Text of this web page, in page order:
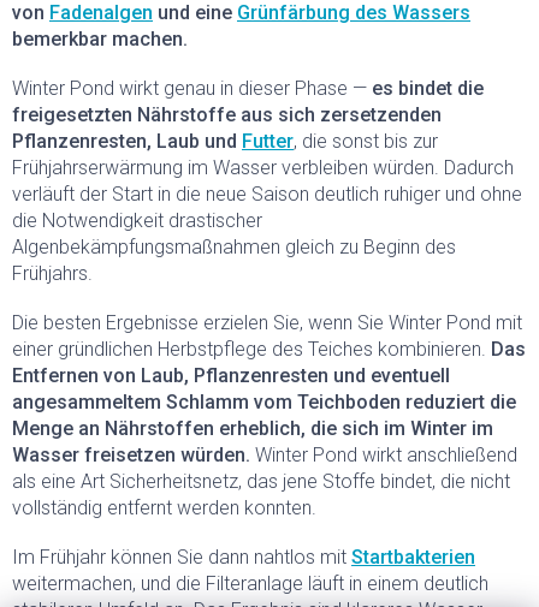
von Fadenalgen und eine Grünfärbung des Wassers
bemerkbar machen.
Winter Pond wirkt genau in dieser Phase — es bindet die
freigesetzten Nährstoffe aus sich zersetzenden
Pflanzenresten, Laub und Futter, die sonst bis zur
Frühjahrserwärmung im Wasser verbleiben würden. Dadurch
verläuft der Start in die neue Saison deutlich ruhiger und ohne
die Notwendigkeit drastischer
Algenbekämpfungsmaßnahmen gleich zu Beginn des
Frühjahrs.
Die besten Ergebnisse erzielen Sie, wenn Sie Winter Pond mit
einer gründlichen Herbstpflege des Teiches kombinieren. Das
Entfernen von Laub, Pflanzenresten und eventuell
angesammeltem Schlamm vom Teichboden reduziert die
Menge an Nährstoffen erheblich, die sich im Winter im
Wasser freisetzen würden. Winter Pond wirkt anschließend
als eine Art Sicherheitsnetz, das jene Stoffe bindet, die nicht
vollständig entfernt werden konnten.
Im Frühjahr können Sie dann nahtlos mit Startbakterien
weitermachen, und die Filteranlage läuft in einem deutlich